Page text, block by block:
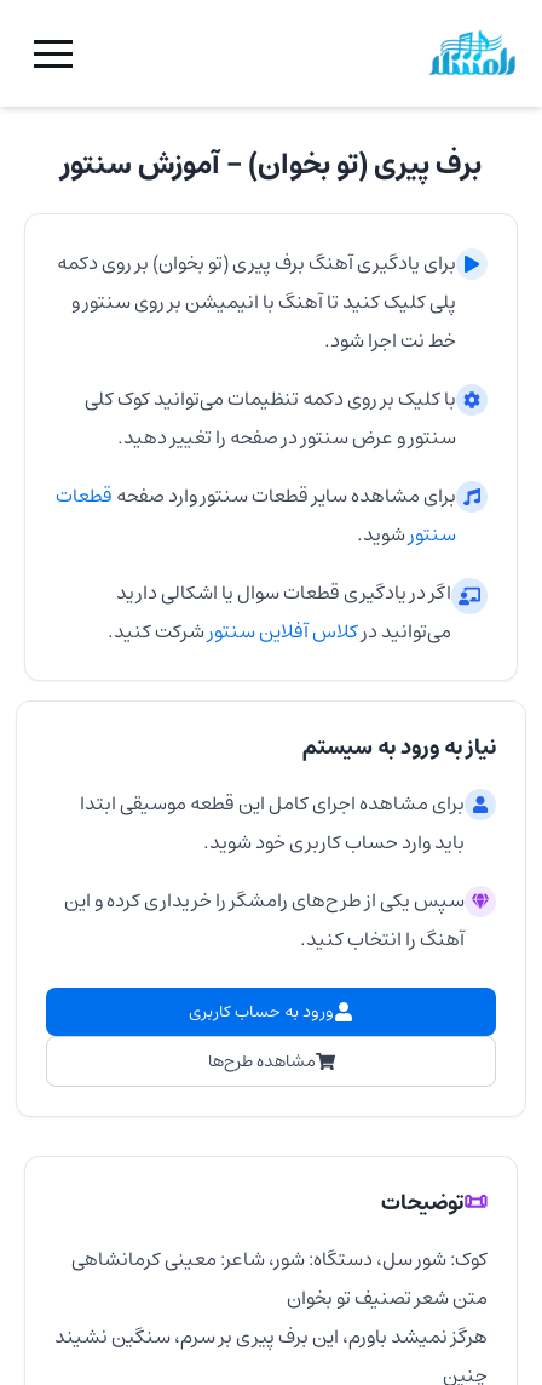
برف پیری (تو بخوان)- آموزشسنتور
برای یادگیری آهنگبرف پیری (تو بخوان)بر روی دکمه
پلی کلیک کنید تا آهنگ با انیمیشن بر رویسنتورو
خط نت اجرا شود.
با کلیک بر روی دکمه تنظیمات می‌توانید کوک کلی
سنتورو عرضسنتوردر صفحه را تغییر دهید.
برای مشاهده سایر قطعاتسنتوروارد صفحهقطعات
سنتورشوید.
اگر در یادگیری قطعات سوال یا اشکالی دارید
می‌توانید درکلاس آفلاین سنتورشرکت کنید.
نیاز به ورود به سیستم
برای مشاهده اجرای کامل این قطعه موسیقی ابتدا
باید وارد حساب کاربری خود شوید.
سپس یکی از طرح‌های رامشگر را خریداری کرده و این
آهنگ را انتخاب کنید.
ورود به حساب کاربری
مشاهده طرح‌ها
📜توضیحات